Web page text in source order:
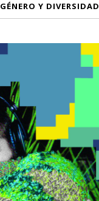
GÉNERO Y DIVERSIDAD